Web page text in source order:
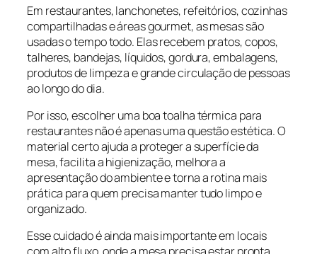
Em restaurantes, lanchonetes, refeitórios, cozinhas
compartilhadas e áreas gourmet, as mesas são
usadas o tempo todo. Elas recebem pratos, copos,
talheres, bandejas, líquidos, gordura, embalagens,
produtos de limpeza e grande circulação de pessoas
ao longo do dia.
Por isso, escolher uma boa toalha térmica para
restaurantes não é apenas uma questão estética. O
material certo ajuda a proteger a superfície da
mesa, facilita a higienização, melhora a
apresentação do ambiente e torna a rotina mais
prática para quem precisa manter tudo limpo e
organizado.
Esse cuidado é ainda mais importante em locais